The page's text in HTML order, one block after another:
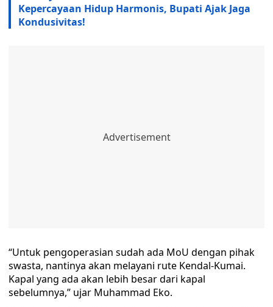
Kepercayaan Hidup Harmonis, Bupati Ajak Jaga
Kondusivitas!
“Untuk pengoperasian sudah ada MoU dengan pihak
swasta, nantinya akan melayani rute Kendal-Kumai.
Kapal yang ada akan lebih besar dari kapal
sebelumnya,” ujar Muhammad Eko.